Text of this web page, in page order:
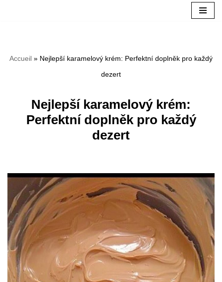
contenu
Accueil » Nejlepší karamelový krém: Perfektní doplněk pro každý
dezert
Nejlepší karamelový krém:
Perfektní doplněk pro každý
dezert